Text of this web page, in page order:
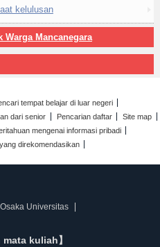
kelulusan
Warga Mancanegara
tempat belajar di luar negeri
dari senior Pencarian daftar
Site map
mengenai informasi pribadi
direkomendasikan
Universitas
kuliah】